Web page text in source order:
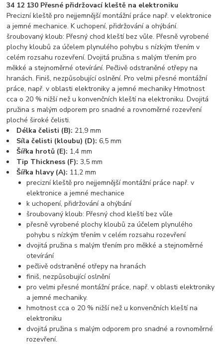
34 12 130 Přesné přidržovací kleště na elektroniku
Precizní kleště pro nejjemnější montážní práce např. v elektronice
a jemné mechanice. K uchopení, přidržování a ohýbání.
šroubovaný kloub: Přesný chod kleští bez vůle. Přesně vyrobené
plochy kloubů za účelem plynulého pohybu s nízkým třením v
celém rozsahu rozevření. Dvojitá pružina s malým třením pro
měkké a stejnoměrné otevírání. Pečlivě odstraněné otřepy na
hranách. Finiš, nezpůsobující oslnění. Pro velmi přesné montážní
práce, např. v oblasti elektroniky a jemné mechaniky Hmotnost
cca o 20 % nižší než u konvenčních kleští na elektroniku. Dvojitá
pružina s malým odporem pro snadné a rovnoměrné rozevření
ploché široké čelisti.
Délka čelisti (B): 21,9 mm
Síla čelisti (kloubu) (D):6,5 mm
Šířka hrotů (E): 1,4 mm
Tip Thickness (F):3,5 mm
Šířka hlavy (A): 11,2 mm
precizní kleště pro nejjemnější montážní práce např. v
elektronice a jemné mechanice
k uchopení, přidržování a ohýbání
šroubovaný kloub: Přesný chod kleští bez vůle
přesně vyrobené plochy kloubů za účelem plynulého
pohybu s nízkým třením v celém rozsahu rozevření
dvojitá pružina s malým třením pro měkké a stejnoměrné
otevírání
pečlivě odstraněné otřepy na hranách
finiš, nezpůsobující oslnění
pro velmi přesné montážní práce, např. v oblasti elektroniky
a jemné mechaniky.
hmotnost cca o 20 % nižší než u konvenčních kleští na
elektroniku
dvojitá pružina s malým odporem pro snadné a rovnoměrné
rozevření.